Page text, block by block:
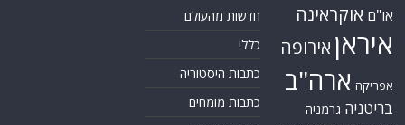
או"ם אוקראינה
איראן אירופה
אפריקה ארה"ב
בריטניה גרמניה
חדשות מהעולם
כללי
כתבות היסטוריה
כתבות מומחים